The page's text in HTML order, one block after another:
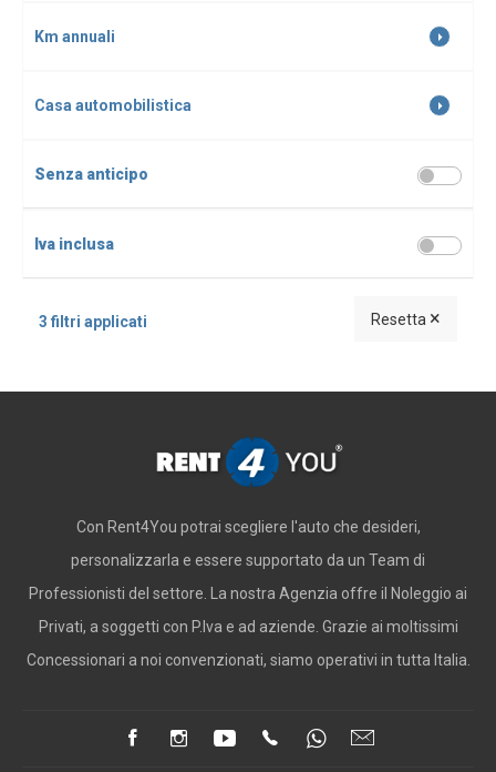
Km annuali
Casa automobilistica
Senza anticipo
Iva inclusa
3 filtri applicati Resetta ×
Con Rent4You potrai scegliere l'auto che desideri,
personalizzarla e essere supportato da un Team di
Professionisti del settore. La nostra Agenzia offre il Noleggio ai
Privati, a soggetti con P.Iva e ad aziende. Grazie ai moltissimi
Concessionari a noi convenzionati, siamo operativi in tutta Italia.